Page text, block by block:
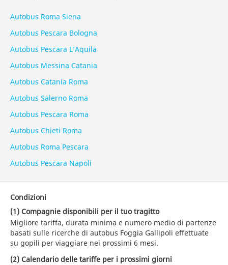
Autobus Roma Siena
Autobus Pescara Bologna
Autobus Pescara L’Aquila
Autobus Messina Catania
Autobus Catania Roma
Autobus Salerno Roma
Autobus Pescara Roma
Autobus Chieti Roma
Autobus Roma Pescara
Autobus Pescara Napoli
Condizioni
(1) Compagnie disponibili per il tuo tragitto
Migliore tariffa, durata minima e numero medio di partenze
basati sulle ricerche di autobus Foggia Gallipoli effettuate
su gopili per viaggiare nei prossimi 6 mesi.
(2) Calendario delle tariffe per i prossimi giorni